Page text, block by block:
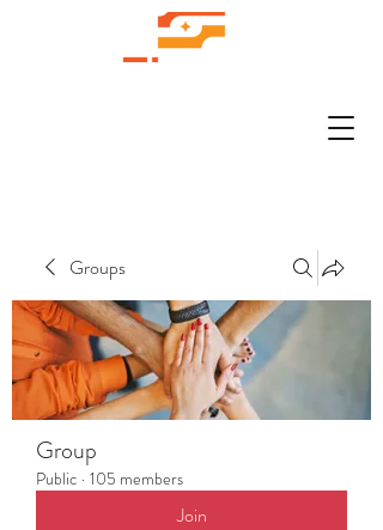
Groups
Group
Public · 105 members
Join